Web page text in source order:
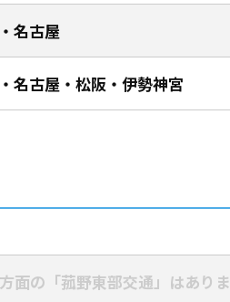
名古屋
名古屋・松阪・伊勢神宮
面の「菰野東部交通」はあり